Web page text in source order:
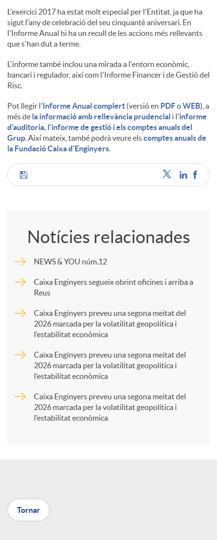
t
s
L'exercici 2017 ha estat molt especial per l'Entitat, ja que ha
sigut l'any de celebració del seu cinquantè aniversari. En
l'Informe Anual hi ha un recull de les accions més rellevants
que s'han dut a terme.
L'informe també inclou una mirada a l'entorn econòmic,
bancari i regulador, així com l'Informe Financer i de Gestió del
Risc.
Pot llegir l'Informe Anual complert (versió en PDFoWEB), a
més de la informació amb rellevància prudencial i l'informe
d'auditoria, l'informe de gestió i els comptes anuals del
Grup . Així mateix, també podrà veure elscomptes anuals de
la Fundació Caixa d'Enginyers
C
p
a
X
Notícies relacionades
NEWS & YOU núm.12
Caixa Enginyers segueix obrint oficines i arriba a
Reus
Caixa Enginyers preveu una segona meitat del
2026 marcada per la volatilitat geopolítica i
l’estabilitat econòmica
Caixa Enginyers preveu una segona meitat del
2026 marcada per la volatilitat geopolítica i
l’estabilitat econòmica
Caixa Enginyers preveu una segona meitat del
2026 marcada per la volatilitat geopolítica i
l’estabilitat econòmica
Tornar